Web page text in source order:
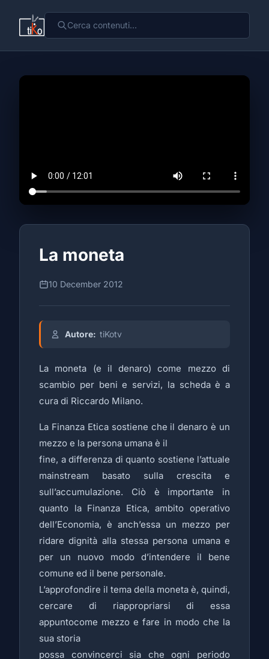
La moneta
10 December 2012
Autore: tiKotv
La moneta (e il denaro) come mezzo di
scambio per beni e servizi, la scheda è a
cura di Riccardo Milano.
La Finanza Etica sostiene che il denaro è un
mezzo e la persona umana è il
fine, a differenza di quanto sostiene l’attuale
mainstream basato sulla crescita e
sull’accumulazione. Ciò è importante in
quanto la Finanza Etica, ambito operativo
dell’Economia, è anch’essa un mezzo per
ridare dignità alla stessa persona umana e
per un nuovo modo d’intendere il bene
comune ed il bene personale.
L’approfondire il tema della moneta è, quindi,
cercare di riappropriarsi di essa
appuntocome mezzo e fare in modo che la
sua storia
possa convincerci sia che ogni periodo